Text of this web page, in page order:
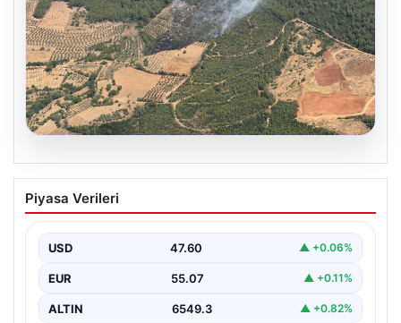
Muğla Yatağan’da orman yangını
Piyasa Verileri
USD 47.60 ▲ +0.06%
EUR 55.07 ▲ +0.11%
ALTIN 6549.3 ▲ +0.82%